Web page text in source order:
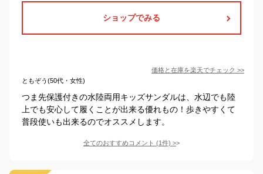
ショップでみる
価格と在庫を楽天でチェック >>
ともぞう(50代・女性)
つま先保護付きの水陸両用キッズサンダルは、水辺でも陸
上でも安心して履くことが出来る優れもの！歩きやすくて
普段使いも出来るのでオススメします。
全てのおすすめコメント (1件) >